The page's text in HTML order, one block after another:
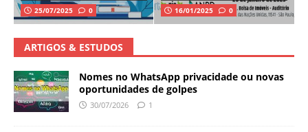
25/07/2025 0 16/01/2025 0
ARTIGOS & ESTUDOS
Nomes no WhatsApp privacidade ou novas
oportunidades de golpes
30/07/2026 1